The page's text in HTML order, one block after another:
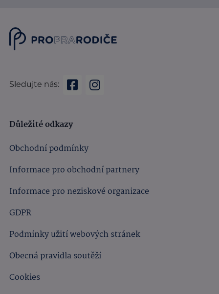
Sledujte nás:
Důležité odkazy
Obchodní podmínky
Informace pro obchodní partnery
Informace pro neziskové organizace
GDPR
Podmínky užití webových stránek
Obecná pravidla soutěží
Cookies